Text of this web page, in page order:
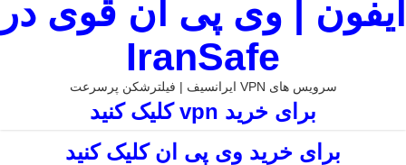
آیفون | وی پی ان قوی در
IranSafe
سرویس های VPN ایرانسیف | فیلترشکن پرسرعت
برای خرید vpn کلیک کنید
برای خرید وی پی ان کلیک کنید